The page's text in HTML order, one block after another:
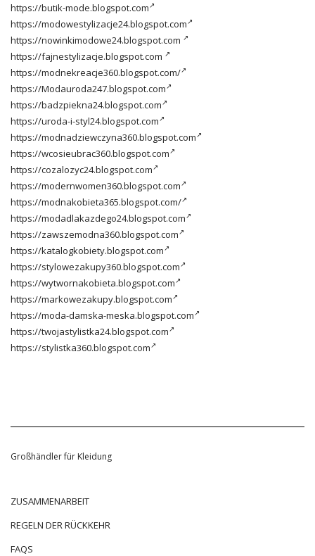
https://butik-mode.blogspot.com
https://modowestylizacje24.blogspot.com
https://nowinkimodowe24.blogspot.com
https://fajnestylizacje.blogspot.com
https://modnekreacje360.blogspot.com/
https://Modauroda247.blogspot.com
https://badzpiekna24.blogspot.com
https://uroda-i-styl24.blogspot.com
https://modnadziewczyna360.blogspot.com
https://wcosieubrac360.blogspot.com
https://cozalozyc24.blogspot.com
https://modernwomen360.blogspot.com
https://modnakobieta365.blogspot.com/
https://modadlakazdego24.blogspot.com
https://zawszemodna360.blogspot.com
https://katalogkobiety.blogspot.com
https://stylowezakupy360.blogspot.com
https://wytwornakobieta.blogspot.com
https://markowezakupy.blogspot.com
https://moda-damska-meska.blogspot.com
https://twojastylistka24.blogspot.com
https://stylistka360.blogspot.com
Großhändler für Kleidung
ZUSAMMENARBEIT
REGELN DER RÜCKKEHR
FAQS